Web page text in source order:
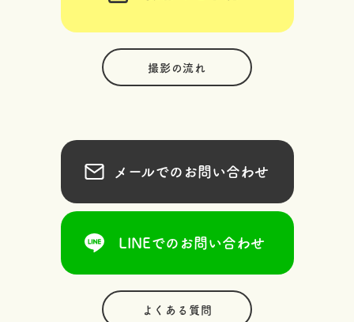
撮影の流れ
メールでのお問い合わせ
LINEでのお問い合わせ
よくある質問